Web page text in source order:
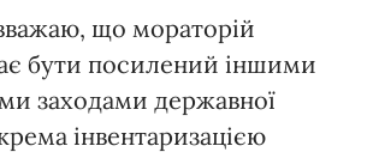
що мораторій
бути посилений іншими
заходами державної
інвентаризацією